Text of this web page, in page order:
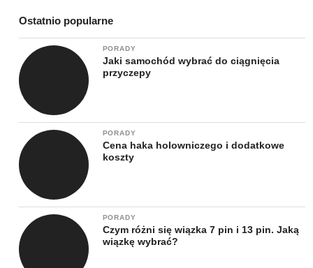
Ostatnio popularne
PORADY
Jaki samochód wybrać do ciągnięcia
przyczepy
PORADY
Cena haka holowniczego i dodatkowe
koszty
PORADY
Czym różni się wiązka 7 pin i 13 pin. Jaką
wiązkę wybrać?